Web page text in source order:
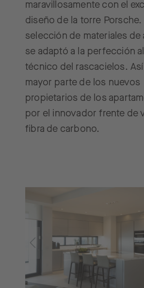
maravillosamente con el
diseño de la torre Porsche.
selección de materiales de
se adaptó a la perfección
técnico del rascacielos.
mayor parte de los nuevos
propietarios de los
por el innovador frente de
fibra de carbono.